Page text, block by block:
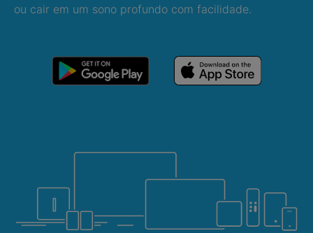
ou cair em um sono profundo com facilidade.